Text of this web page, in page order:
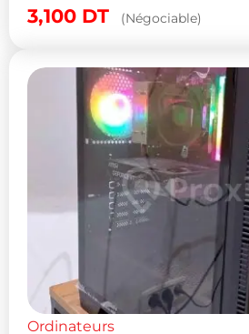
3,100 DT (Négociable)
Ordinateurs